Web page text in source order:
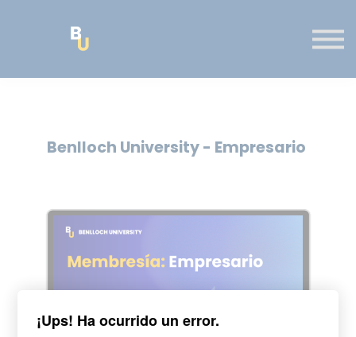
INMUEBLES / INVERSIONES
Benlloch University - Empresario
¡Ups! Ha ocurrido un error.